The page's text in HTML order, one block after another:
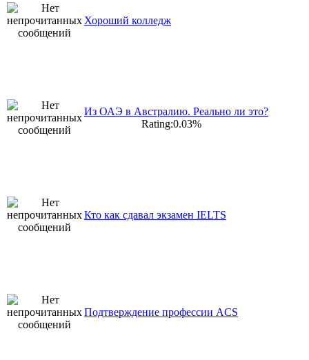
Хороший колледж
Из ОАЭ в Австралию. Реально ли это?
Rating:0.03%
Кто как сдавал экзамен IELTS
Подтверждение профессии ACS